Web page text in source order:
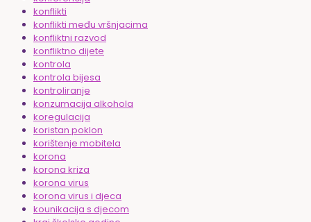
konflikti
konflikti među vršnjacima
konfliktni razvod
konfliktno dijete
kontrola
kontrola bijesa
kontroliranje
konzumacija alkohola
koregulacija
koristan poklon
korištenje mobitela
korona
korona kriza
korona virus
korona virus i djeca
kounikacija s djecom